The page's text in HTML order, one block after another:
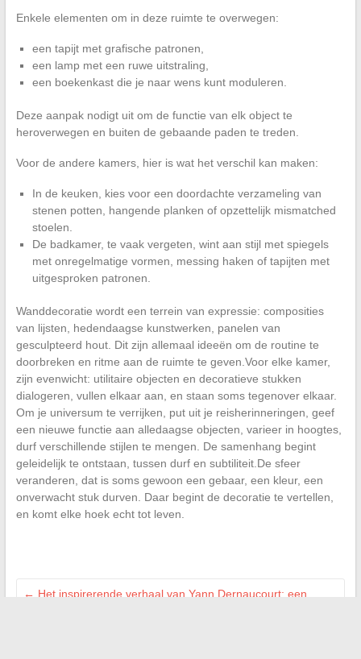
Enkele elementen om in deze ruimte te overwegen:
een tapijt met grafische patronen,
een lamp met een ruwe uitstraling,
een boekenkast die je naar wens kunt moduleren.
Deze aanpak nodigt uit om de functie van elk object te
heroverwegen en buiten de gebaande paden te treden.
Voor de andere kamers, hier is wat het verschil kan maken:
In de keuken, kies voor een doordachte verzameling van
stenen potten, hangende planken of opzettelijk mismatched
stoelen.
De badkamer, te vaak vergeten, wint aan stijl met spiegels
met onregelmatige vormen, messing haken of tapijten met
uitgesproken patronen.
Wanddecoratie wordt een terrein van expressie: composities
van lijsten, hedendaagse kunstwerken, panelen van
gesculpteerd hout. Dit zijn allemaal ideeën om de routine te
doorbreken en ritme aan de ruimte te geven.Voor elke kamer,
zijn evenwicht: utilitaire objecten en decoratieve stukken
dialogeren, vullen elkaar aan, en staan soms tegenover elkaar.
Om je universum te verrijken, put uit je reisherinneringen, geef
een nieuwe functie aan alledaagse objecten, varieer in hoogtes,
durf verschillende stijlen te mengen. De samenhang begint
geleidelijk te ontstaan, tussen durf en subtiliteit.De sfeer
veranderen, dat is soms gewoon een gebaar, een kleur, een
onverwacht stuk durven. Daar begint de decoratie te vertellen,
en komt elke hoek echt tot leven.
← Het inspirerende verhaal van Yann Dernaucourt: een